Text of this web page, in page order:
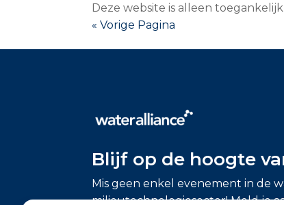
Deze website is alleen
« Vorige Pagina
Blijf op de hoogte
Mis geen enkel evenement in de
milieutechnologiesector! Meld je